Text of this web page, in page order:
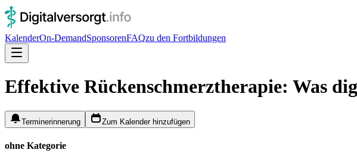
KalenderOn-DemandSponsorenFAQzu den Fortbildungen
Effektive Rückenschmerztherapie: Was
Terminerinnerung Zum Kalender hinzufügen
ohne Kategorie